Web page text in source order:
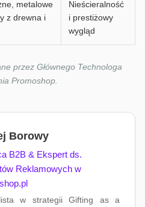
metalowe
z drewna i
Nieścieralność
i prestiżowy
wygląd
przez Głównego Technologa
Promoshop.
Borowy
B2B & Ekspert ds.
Reklamowych w
w strategii Gifting as a